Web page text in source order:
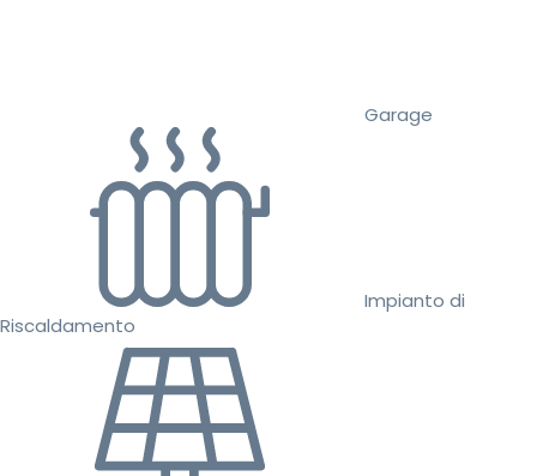
Garage
Impianto di
Riscaldamento